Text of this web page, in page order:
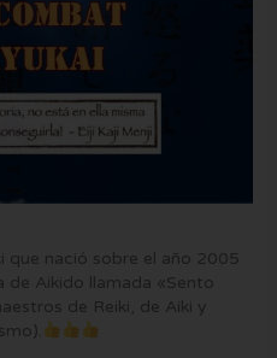
que nació sobre el año 2005
de Aikido llamada «Sento
de Reiki, de Aiki y